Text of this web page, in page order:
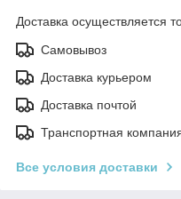
Доставка осуществляется
Самовывоз
Доставка курьером
Доставка почтой
Транспортная
Все условия доставки